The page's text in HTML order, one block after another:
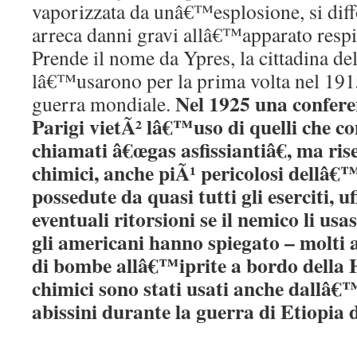
vaporizzata da unâ€™esplosione, si
arreca danni gravi allâ€™apparato
Prende il nome da Ypres, la cittadina
lâ€™usarono per la prima volta nel
guerra mondiale. Nel 1925 una
Parigi vietÃ² lâ€™uso di quelli che
chiamati â€œgas asfissiantiâ€, ma
chimici, anche piÃ¹ pericolosi
possedute da quasi tutti gli eserciti,
eventuali ritorsioni se il nemico li
gli americani hanno spiegato – molti
di bombe allâ€™iprite a bordo della
chimici sono stati usati anche
abissini durante la guerra di Etiopia